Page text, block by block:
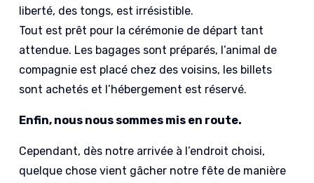
liberté, des tongs, est irrésistible.
Tout est prêt pour la cérémonie de départ tant
attendue. Les bagages sont préparés, l’animal de
compagnie est placé chez des voisins, les billets
sont achetés et l’hébergement est réservé.
Enfin, nous nous sommes mis en route.
Cependant, dès notre arrivée à l’endroit choisi,
quelque chose vient gâcher notre fête de manière